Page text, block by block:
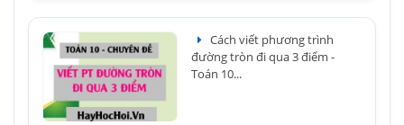
Cách viết phương trình
đường tròn đi qua 3 điểm -
Toán 10...